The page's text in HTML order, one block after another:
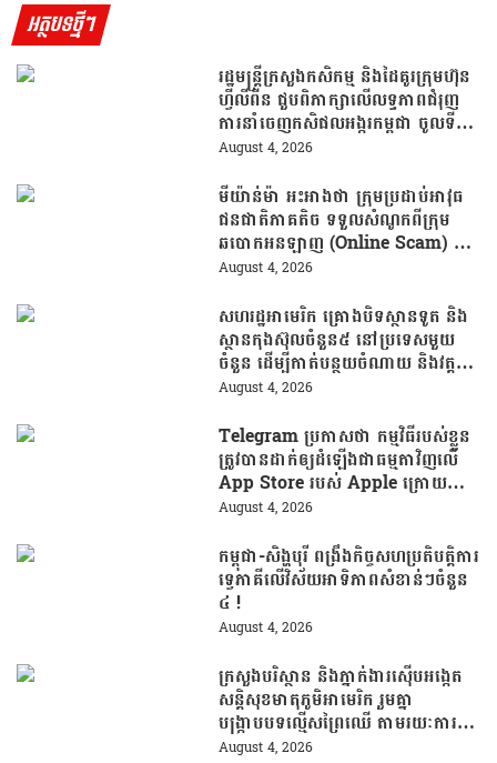
អត្ថបទថ្មីៗ
រដ្ឋមន្រ្តីក្រសួងកសិកម្ម និងដៃគូរក្រុមហ៊ុន
ហ្វីលីពីន ជួបពិភាក្សាលើលទ្ធភាពជំរុញ
ការនាំចេញកសិផលអង្ករកម្ពុជា ចូលទី
ផ្សារហ្វីលីពីន
August 4, 2026
មីយ៉ាន់ម៉ា អះអាងថា ក្រុមប្រដាប់អាវុធ
ជនជាតិភាគតិច ទទួលសំណូកពីក្រុម
ឆបោកអនឡាញ (Online Scam) ជា
ថ្នូរនឹងការជួយរត់ចូលប្រទេសថៃ!
August 4, 2026
សហរដ្ឋអាមេរិក គ្រោងបិទស្ថានទូត និង
ស្ថានកុងស៊ុលចំនួន៥ នៅប្រទេសមួយ
ចំនួន ដើម្បីកាត់បន្ថយចំណាយ និងវត្ត
មានការទូតដែលគ្មានប្រសិទ្ធភាព
August 4, 2026
Telegram ប្រកាសថា កម្មវិធីរបស់ខ្លួន
ត្រូវបានដាក់ឲ្យដំឡើងជាធម្មតាវិញលើ
App Store របស់ Apple ក្រោយបាត់
ខ្លួនដោយគ្មានការបញ្ជាក់ពីមូលហេតុ
August 4, 2026
កម្ពុជា-សិង្ហបុរី ពង្រឹងកិច្ចសហប្រតិបត្តិការ
ទ្វេភាគីលើវិស័យអាទិភាពសំខាន់ៗចំនួន
៤ !
August 4, 2026
ក្រសួងបរិស្ថាន និងភ្នាក់ងារស៊ើបអង្កេត
សន្តិសុខមាតុភូមិអាមេរិក រួមគ្នា
បង្រ្កាបបទល្មើសព្រៃឈើ តាមរយៈការប្រើ
ប្រាស់បច្ចេកវិទ្យា
August 4, 2026